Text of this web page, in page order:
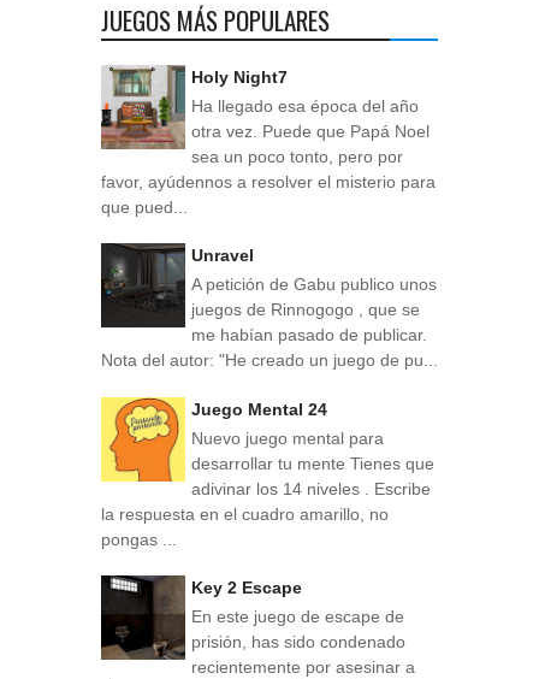
JUEGOS MÁS POPULARES
Holy Night7
Ha llegado esa época del año
otra vez. Puede que Papá Noel
sea un poco tonto, pero por
favor, ayúdennos a resolver el misterio para
que pued...
Unravel
A petición de Gabu publico unos
juegos de Rinnogogo , que se
me habían pasado de publicar.
Nota del autor: "He creado un juego de pu...
Juego Mental 24
Nuevo juego mental para
desarrollar tu mente Tienes que
adivinar los 14 niveles . Escribe
la respuesta en el cuadro amarillo, no
pongas ...
Key 2 Escape
En este juego de escape de
prisión, has sido condenado
recientemente por asesinar a